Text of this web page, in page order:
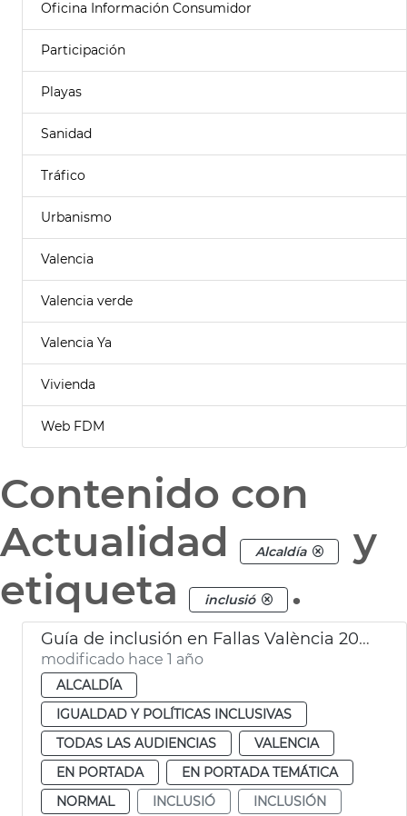
Oficina Información Consumidor
Participación
Playas
Sanidad
Tráfico
Urbanismo
Valencia
Valencia verde
Valencia Ya
Vivienda
Web FDM
Contenido con
Actualidad
Alcaldía
y
etiqueta
inclusió .
Guía de inclusión en Fallas València 2025
modificado hace 1 año
ALCALDÍA
IGUALDAD Y POLÍTICAS INCLUSIVAS
TODAS LAS AUDIENCIAS
VALENCIA
EN PORTADA
EN PORTADA TEMÁTICA
NORMAL
INCLUSIÓ
INCLUSIÓN